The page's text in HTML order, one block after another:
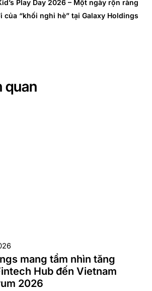
Play Day 2026 – Một ngày rộn ràng
của “khối nghỉ hè” tại Galaxy Holdings
quan
mang tầm nhìn tăng
Hub đến Vietnam
2026